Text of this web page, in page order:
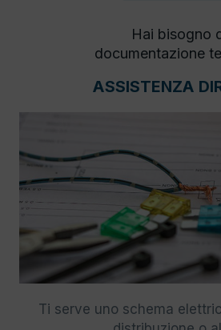
Hai bisogno
documentazione
ASSISTENZA
Ti serve uno schema